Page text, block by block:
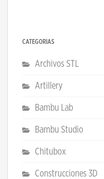
CATEGORÍAS
Archivos STL
Artillery
Bambu Lab
Bambu Studio
Chitubox
Construcciones 3D